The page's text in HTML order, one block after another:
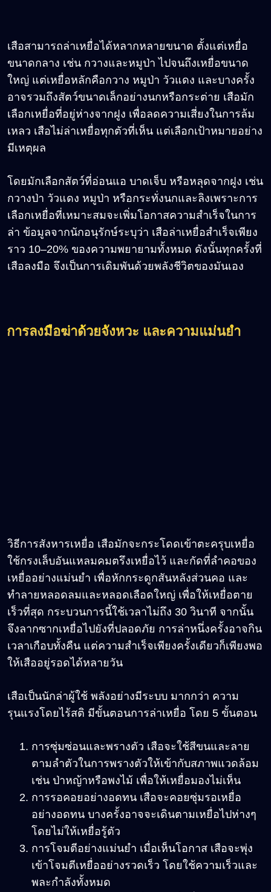
เสือสามารถล่าเหยื่อได้หลากหลายขนาด ตั้งแต่เหยื่อ
ขนาดกลาง เช่น กวางและหมูป่า ไปจนถึงเหยื่อขนาด
ใหญ่ แต่เหยื่อหลักคือกวาง หมูป่า วัวแดง และบางครั้ง
อาจรวมถึงสัตว์ขนาดเล็กอย่างนกหรือกระต่าย เสือมัก
เลือกเหยื่อที่อยู่ห่างจากฝูง เพื่อลดความเสี่ยงในการล้ม
เหลว เสือไม่ล่าเหยื่อทุกตัวที่เห็น แต่เลือกเป้าหมายอย่าง
มีเหตุผล
โดยมักเลือกสัตว์ที่อ่อนแอ บาดเจ็บ หรือหลุดจากฝูง เช่น
กวางป่า วัวแดง หมูป่า หรือกระทั่งนกและลิงเพราะการ
เลือกเหยื่อที่เหมาะสมจะเพิ่มโอกาสความสำเร็จในการ
ล่า ข้อมูลจากนักอนุรักษ์ระบุว่า เสือล่าเหยื่อสำเร็จเพียง
ราว 10–20% ของความพยายามทั้งหมด ดังนั้นทุกครั้งที่
เสือลงมือ จึงเป็นการเดิมพันด้วยพลังชีวิตของมันเอง
การลงมือฆ่าด้วยจังหวะ และความแม่นยำ
วิธีการสังหารเหยื่อ เสือมักจะกระโดดเข้าตะครุบเหยื่อ
ใช้กรงเล็บอันแหลมคมตรึงเหยื่อไว้ และกัดที่ลำคอของ
เหยื่ออย่างแม่นยำ เพื่อหักกระดูกสันหลังส่วนคอ และ
ทำลายหลอดลมและหลอดเลือดใหญ่ เพื่อให้เหยื่อตาย
เร็วที่สุด กระบวนการนี้ใช้เวลาไม่ถึง 30 วินาที จากนั้น
จึงลากซากเหยื่อไปยังที่ปลอดภัย การล่าหนึ่งครั้งอาจกิน
เวลาเกือบทั้งคืน แต่ความสำเร็จเพียงครั้งเดียวก็เพียงพอ
ให้เสืออยู่รอดได้หลายวัน
เสือเป็นนักล่าผู้ใช้ พลังอย่างมีระบบ มากกว่า ความ
รุนแรงโดยไร้สติ มีขั้นตอนการล่าเหยื่อ โดย 5 ขั้นตอน
การซุ่มซ่อนและพรางตัว เสือจะใช้สีขนและลาย
ตามลำตัวในการพรางตัวให้เข้ากับสภาพแวดล้อม
เช่น ป่าหญ้าหรือพงไม้ เพื่อให้เหยื่อมองไม่เห็น
การรอคอยอย่างอดทน เสือจะคอยซุ่มรอเหยื่อ
อย่างอดทน บางครั้งอาจจะเดินตามเหยื่อไปห่างๆ
โดยไม่ให้เหยื่อรู้ตัว
การโจมตีอย่างแม่นยำ เมื่อเห็นโอกาส เสือจะพุ่ง
เข้าโจมตีเหยื่ออย่างรวดเร็ว โดยใช้ความเร็วและ
พละกำลังทั้งหมด